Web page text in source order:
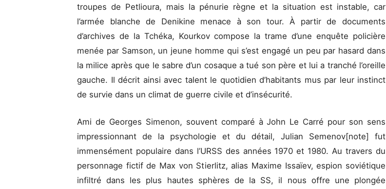
troupes de Petlioura, mais la pénurie règne et la situation est instable, car
l’armée blanche de Denikine menace à son tour. À partir de documents
d’archives de la Tchéka, Kourkov compose la trame d’une enquête policière
menée par Samson, un jeune homme qui s’est engagé un peu par hasard dans
la milice après que le sabre d’un cosaque a tué son père et lui a tranché l’oreille
gauche. Il décrit ainsi avec talent le quotidien d’habitants mus par leur instinct
de survie dans un climat de guerre civile et d’insécurité.
Ami de Georges Simenon, souvent comparé à John Le Carré pour son sens
impressionnant de la psychologie et du détail, Julian Semenov[note] fut
immensément populaire dans l’URSS des années 1970 et 1980. Au travers du
personnage fictif de Max von Stierlitz, alias Maxime Issaïev, espion soviétique
infiltré dans les plus hautes sphères de la SS, il nous offre une plongée